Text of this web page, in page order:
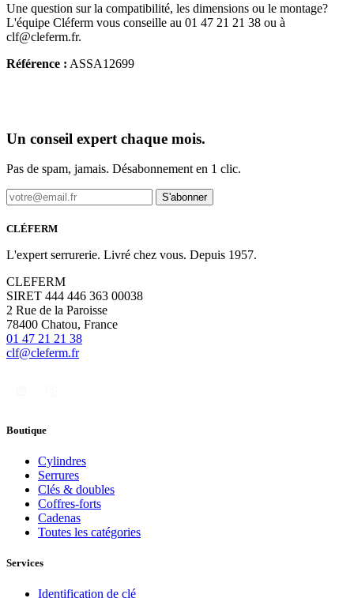
Une question sur la compatibilité, les dimensions ou le montage?
L'équipe Cléferm vous conseille au 01 47 21 21 38 ou à
clf@cleferm.fr.
Référence : ASSA12699
Un conseil expert chaque mois.
Pas de spam, jamais. Désabonnement en 1 clic.
S'abonner
CLÉFERM
L'expert serrurerie. Livré chez vous. Depuis 1957.
CLEFERM
SIRET 444 446 363 00038
2 Rue de la Paroisse
78400 Chatou, France
01 47 21 21 38
clf@cleferm.fr
Boutique
Cylindres
Serrures
Clés & doubles
Coffres-forts
Cadenas
Toutes les catégories
Services
Identification de clé